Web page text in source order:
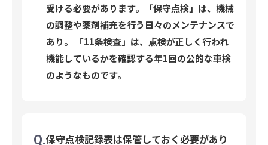
受ける必要があります。「保守点検」は、機械
の調整や薬剤補充を行う日々のメンテナンスで
あり。 「11条検査」は、点検が正しく行われ
機能しているかを確認する年1回の公的な車検
のようなものです。
保守点検記録表は保管しておく必要があり